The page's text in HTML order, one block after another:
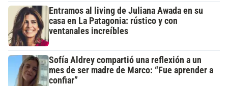
Entramos al living de Juliana Awada en su
casa en La Patagonia: rústico y con
ventanales increíbles
Sofía Aldrey compartió una reflexión a un
mes de ser madre de Marco: “Fue aprender a
confiar”